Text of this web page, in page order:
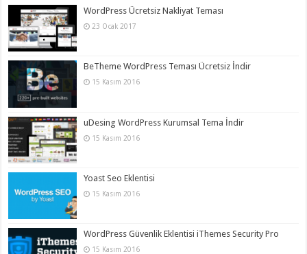
WordPress Ücretsiz Nakliyat Teması
23 Ocak 2017
BeTheme WordPress Teması Ücretsiz İndir
15 Kasım 2016
uDesing WordPress Kurumsal Tema İndir
15 Kasım 2016
Yoast Seo Eklentisi
15 Kasım 2016
WordPress Güvenlik Eklentisi iThemes Security Pro
15 Kasım 2016